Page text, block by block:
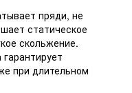
пряди, не
статическое
скольжение.
при длительном